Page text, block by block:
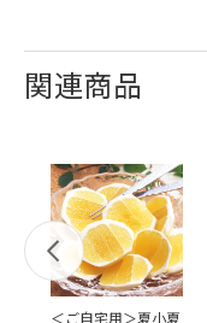
関連商品
＜ご自宅用＞夏小夏